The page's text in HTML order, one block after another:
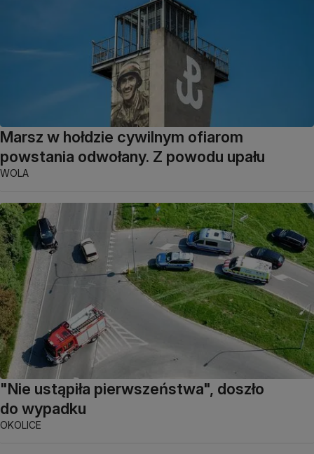
Marsz w hołdzie cywilnym ofiarom
powstania odwołany. Z powodu upału
WOLA
"Nie ustąpiła pierwszeństwa", doszło
do wypadku
OKOLICE